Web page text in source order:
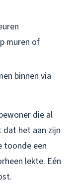
muren of
binnen via
die al
dat het aan zijn
toonde een
lekte. Eén